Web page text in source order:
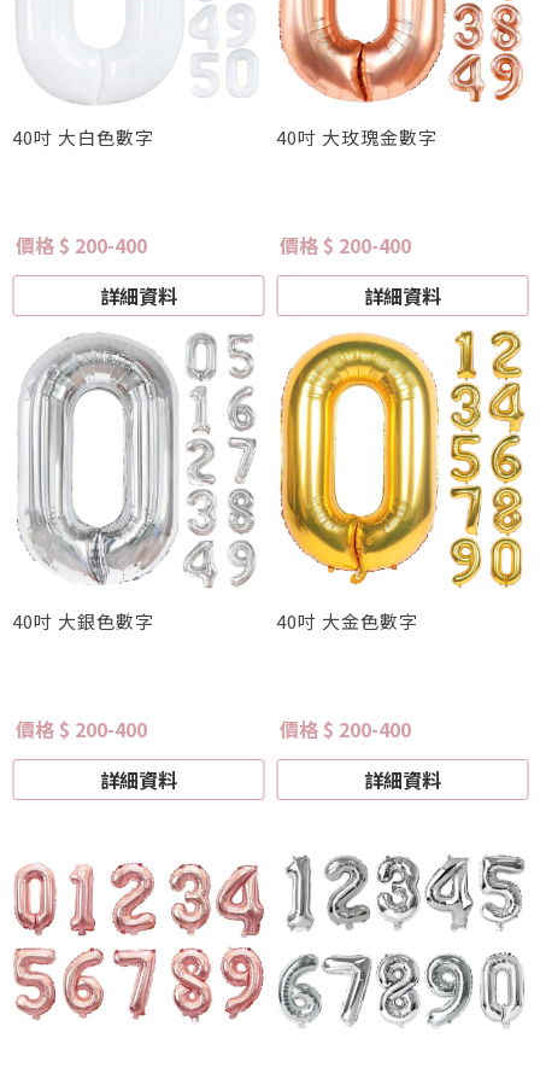
40吋 大白色數字
價格 $ 200-400
詳細資料
40吋 大玫瑰金數字
價格 $ 200-400
詳細資料
40吋 大銀色數字
價格 $ 200-400
詳細資料
40吋 大金色數字
價格 $ 200-400
詳細資料